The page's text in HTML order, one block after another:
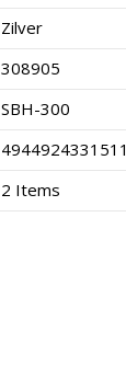
Zilver
308905
SBH-300
4944924331511
2 Items